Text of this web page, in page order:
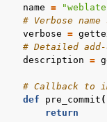
name =
# Verbose
verbose =
# Detailed
description =
# Callback to
def
pre_commit (
return